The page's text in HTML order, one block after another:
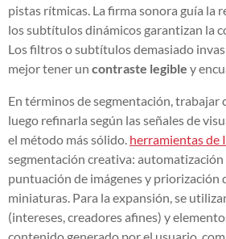
pistas rítmicas. La firma sonora guía la
los subtítulos dinámicos garantizan la
Los filtros o subtítulos demasiado
mejor tener un contraste legible y
En términos de segmentación, trabajar
luego refinarla según las señales de
el método más sólido. herramientas de
segmentación creativa: automatización
puntuación de imágenes y priorización
miniaturas. Para la expansión, se
(intereses, creadores afines) y